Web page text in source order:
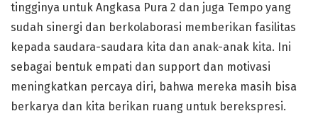
tingginya untuk Angkasa Pura 2 dan juga Tempo yang
sudah sinergi dan berkolaborasi memberikan fasilitas
kepada saudara-saudara kita dan anak-anak kita. Ini
sebagai bentuk empati dan support dan motivasi
meningkatkan percaya diri, bahwa mereka masih bisa
berkarya dan kita berikan ruang untuk berekspresi.